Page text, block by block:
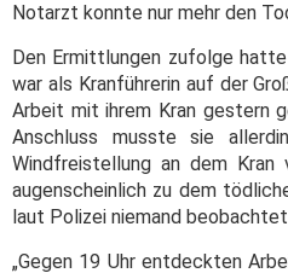
Notarzt konnte nur mehr den
Den Ermittlungen zufolge
war als Kranführerin auf der
Arbeit mit ihrem Kran gestern
Anschluss musste sie
Windfreistellung an dem
augenscheinlich zu dem
laut Polizei niemand
„Gegen 19 Uhr entdeckten